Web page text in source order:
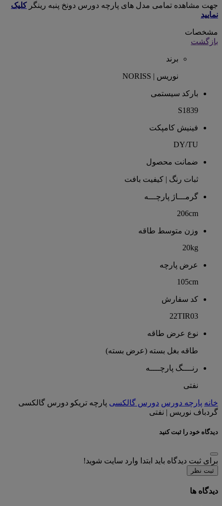
جهت مشاهده تمامی مدل های پارچه دورس دونخ پنبه رینگرکلیک
نمایید
مشخصات
بازگشت
برند
نوریس | NORISS
بارکد سیستمی
S1839
فینیش کامپکت
DY/TU
ضمانت محصول
ثبات رنگ | کیفیت بافت
گرمـــاژ پارچـــه
206cm
وزن متوسط طاقه
20kg
عرض پارچه
105cm
کد سفارش
22TIR03
نوع عرض طاقه
طاقه بغل بسته (عرض بسته)
رنــــگ پارچــــه
نفتی
خانه پارچه دورس دورس گالکسی پارچه تریکو دورس گالکسی
گردباف نوریس | نفتی
دیدگاه خود را ثبت کنید
برای ثبت دیدگاه باید ابتدا وارد سایت شوید!
ثبت نظر
دیدگاه ها